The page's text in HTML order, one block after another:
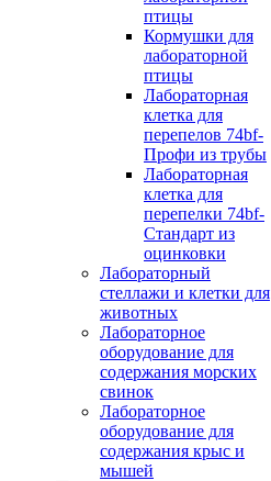
птицы
Кормушки для
лабораторной
птицы
Лабораторная
клетка для
перепелов 74bf-
Профи из трубы
Лабораторная
клетка для
перепелки 74bf-
Стандарт из
оцинковки
Лабораторный
стеллажи и клетки для
животных
Лабораторное
оборудование для
содержания морских
свинок
Лабораторное
оборудование для
содержания крыс и
мышей